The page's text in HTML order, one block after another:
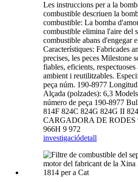
Les instruccions per a la
combustible descriuen la
combustible: La bomba
combustible elimina l'aire del
combustible abans d'engegar
Característiques: Fabricades
precises, les peces Milestone
fiables, eficients,
ambient i reutilitzables.
peça núm. 190-8977
Alçada (polzades): 6,3
número de peça 190-8977
814F 824C 824G 824G II
CARGADORA DE RODES
966H 9 972
investigaciódetall